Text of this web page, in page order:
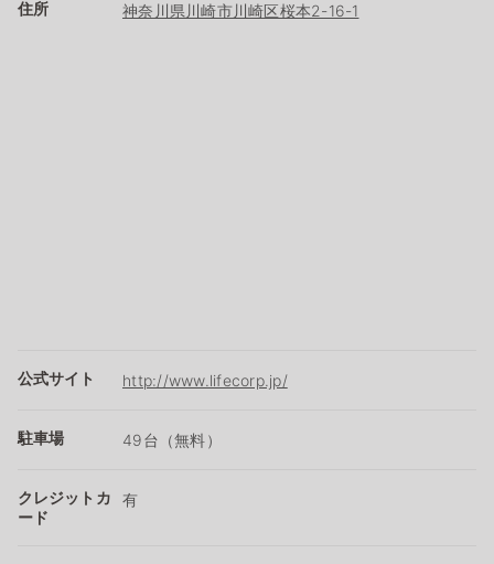
住所 神奈川県川崎市川崎区桜本2-16-1
公式サイト http://www.lifecorp.jp/
駐車場 49台（無料）
クレジットカ
ード
有